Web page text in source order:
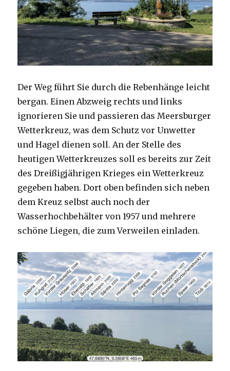
Der Weg führt Sie durch die Rebenhänge leicht
bergan. Einen Abzweig rechts und links
ignorieren Sie und passieren das Meersburger
Wetterkreuz, was dem Schutz vor Unwetter
und Hagel dienen soll. An der Stelle des
heutigen Wetterkreuzes soll es bereits zur Zeit
des Dreißigjährigen Krieges ein Wetterkreuz
gegeben haben. Dort oben befinden sich neben
dem Kreuz selbst auch noch der
Wasserhochbehälter von 1957 und mehrere
schöne Liegen, die zum Verweilen einladen.